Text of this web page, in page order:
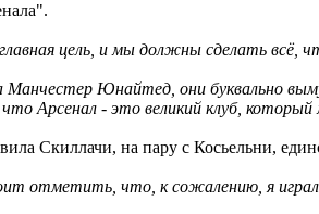
цель, и мы должны сделать
Юнайтед, они буквально
что Арсенал - это великий клуб,
Скиллачи, на пару с Косьельни,
отметить, что, к сожалению, я играл